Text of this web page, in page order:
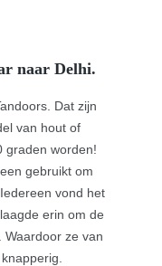
naar Delhi.
Dat zijn
van hout of
graden worden!
gebruikt om
vond het
erin om de
Waardoor ze van